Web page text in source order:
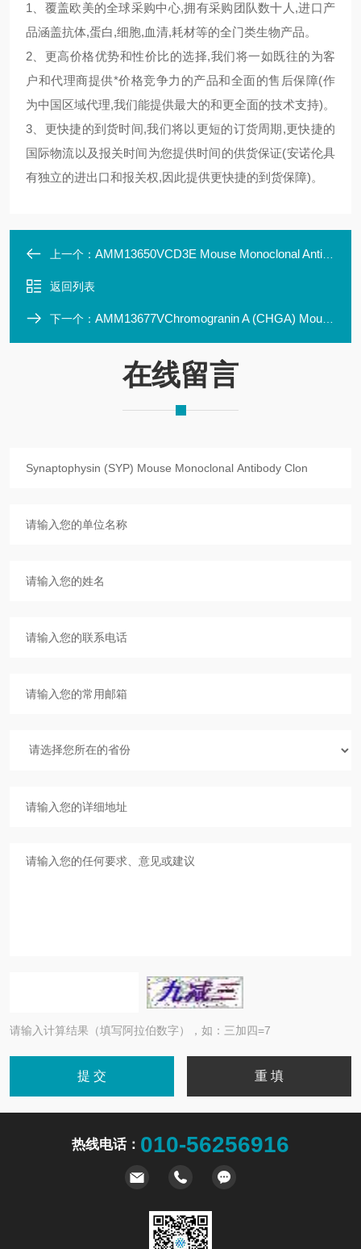
1、覆盖欧美的全球采购中心,拥有采购团队数十人,进口产
品涵盖抗体,蛋白,细胞,血清,耗材等的全门类生物产品。
2、更高价格优势和性价比的选择,我们将一如既往的为客
户和代理商提供*价格竞争力的产品和全面的售后保障(作
为中国区域代理,我们能提供最大的和更全面的技术支持)。
3、更快捷的到货时间,我们将以更短的订货周期,更快捷的
国际物流以及报关时间为您提供时间的供货保证(安诺伦具
有独立的进出口和报关权,因此提供更快捷的到货保障)。
上一个： AMM13650VCD3E Mouse Monoclonal Antibody Clone ID: LBI3E10
返回列表
下一个： AMM13677VChromogranin A (CHGA) Mouse Monoclonal Antibody Cl
在线留言
请输入计算结果（填写阿拉伯数字），如：三加四=7
热线电话： 010-56256916